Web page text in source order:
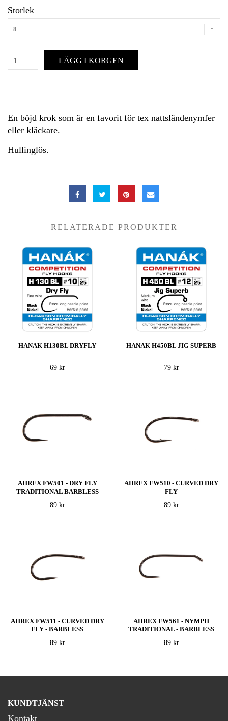
Storlek
8
LÄGG I KORGEN
En böjd krok som är en favorit för tex nattsländenymfer
eller kläckare.
Hullinglös.
RELATERADE PRODUKTER
HANAK H130BL DRYFLY
69 kr
HANAK H450BL JIG SUPERB
79 kr
AHREX FW501 - DRY FLY
TRADITIONAL BARBLESS
89 kr
AHREX FW510 - CURVED DRY
FLY
89 kr
AHREX FW511 - CURVED DRY
FLY - BARBLESS
89 kr
AHREX FW561 - NYMPH
TRADITIONAL - BARBLESS
89 kr
KUNDTJÄNST
Kontakt